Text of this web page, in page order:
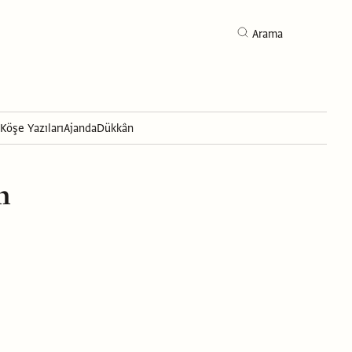
Arama
Köşe YazılarıAjandaDükkân